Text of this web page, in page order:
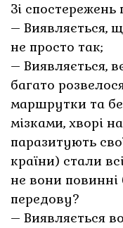
Зі спостережень
– Виявляється,
не просто так;
– Виявляється,
багато
маршрутки та
мізками, хворі
паразитують
країни) стали
не вони
передову?
– Виявляється